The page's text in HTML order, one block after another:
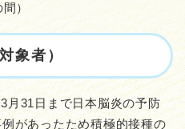
）
象者）
月31日まで日本脳炎の予防
があったため積極的接種の